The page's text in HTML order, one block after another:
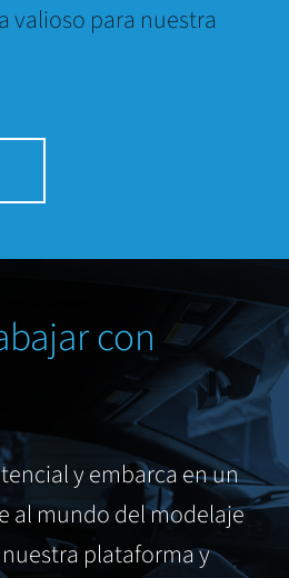
valioso para nuestra
con
y embarca en un
al mundo del modelaje
plataforma y